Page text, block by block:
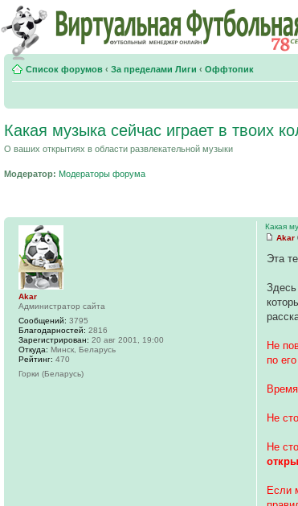
Список форумов ‹ За пределами Лиги ‹ Оффтопик
Какая музыка сейчас играет в твоих
О ваших открытиях в области развлекательной музыки
Модератор: Модераторы форума
Какая
Akar
Эта
Не
по
Не
Не
Если
Akar
Администратор сайта
Сообщений: 3795
Благодарностей: 2816
Зарегистрирован: 20 авг 2001, 19:00
Откуда: Минск, Беларусь
Рейтинг: 470
Горки (Беларусь)